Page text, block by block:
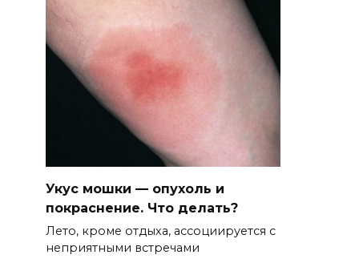
Укус мошки — опухоль и
покраснение. Что делать?
Лето, кроме отдыха, ассоциируется с
неприятными встречами